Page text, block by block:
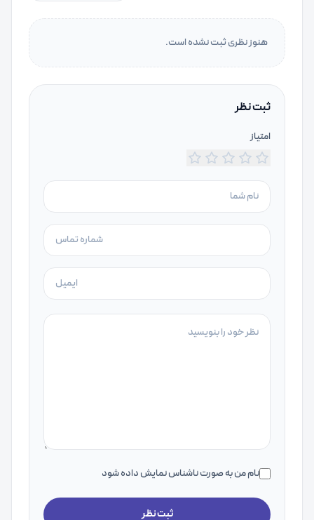
هنوز نظری ثبت نشده است.
ثبت نظر
امتیاز
نام من به صورت ناشناس نمایش داده شود
ثبت نظر